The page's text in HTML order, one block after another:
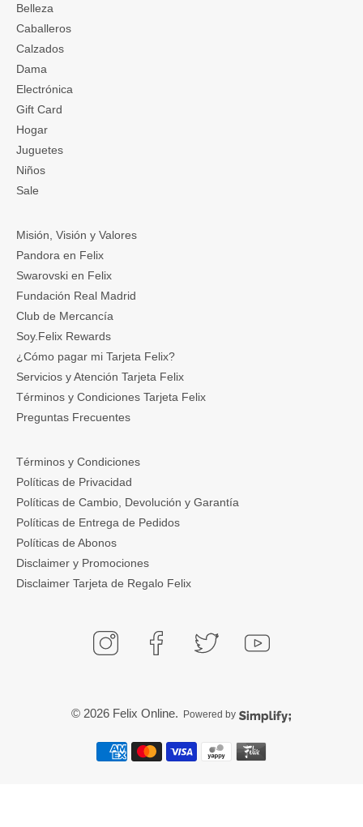
Belleza
Caballeros
Calzados
Dama
Electrónica
Gift Card
Hogar
Juguetes
Niños
Sale
Misión, Visión y Valores
Pandora en Felix
Swarovski en Felix
Fundación Real Madrid
Club de Mercancía
Soy.Felix Rewards
¿Cómo pagar mi Tarjeta Felix?
Servicios y Atención Tarjeta Felix
Términos y Condiciones Tarjeta Felix
Preguntas Frecuentes
Términos y Condiciones
Políticas de Privacidad
Políticas de Cambio, Devolución y Garantía
Políticas de Entrega de Pedidos
Políticas de Abonos
Disclaimer y Promociones
Disclaimer Tarjeta de Regalo Felix
© 2026 Felix Online. Powered by